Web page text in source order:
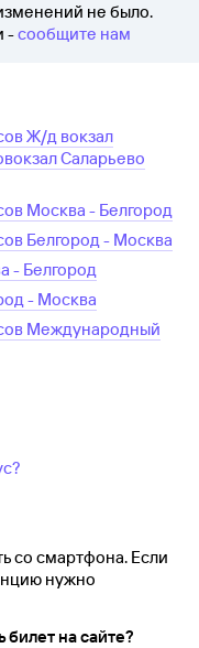
не было.
-сообщите нам
Ж/д вокзал
Саларьево
Москва - Белгород
Белгород - Москва
- Белгород
- Москва
Международный
со смартфона. Если
нужно
на сайте?